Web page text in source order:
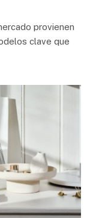
provienen
clave que